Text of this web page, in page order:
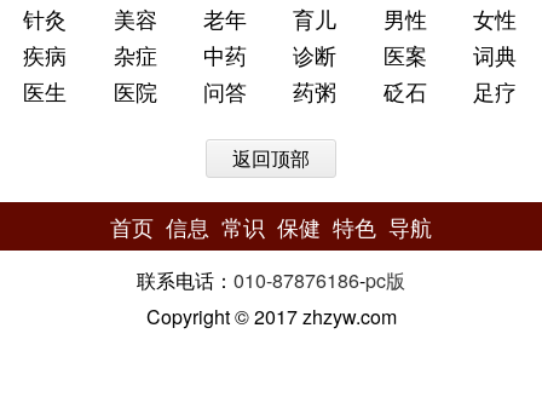
针灸
美容 老年 育儿 男性
女性
疾病
杂症 中药 诊断 医案
词典
医生
医院 问答 药粥 砭石 足疗
返回顶部
首页 信息 常识 保健 特色 导航
联系电话： 010-87876186-pc版
Copyright © 2017 zhzyw.com